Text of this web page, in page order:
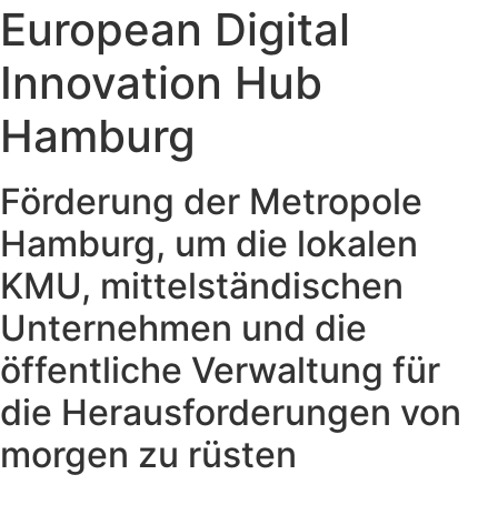
European Digital
Innovation Hub
Hamburg
Förderung der Metropole
Hamburg, um die lokalen
KMU, mittelständischen
Unternehmen und die
öffentliche Verwaltung für
die Herausforderungen von
morgen zu rüsten